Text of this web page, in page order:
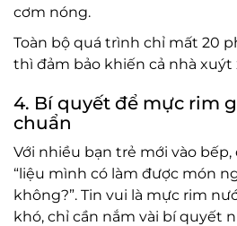
cơm nóng.
Toàn bộ quá trình chỉ mất 20
thì đảm bảo khiến cả nhà xuýt
4. Bí quyết để mực rim
chuẩn
Với nhiều bạn trẻ mới vào
“liệu mình có làm được món
không?”. Tin vui là mực rim
khó, chỉ cần nắm vài bí quyết